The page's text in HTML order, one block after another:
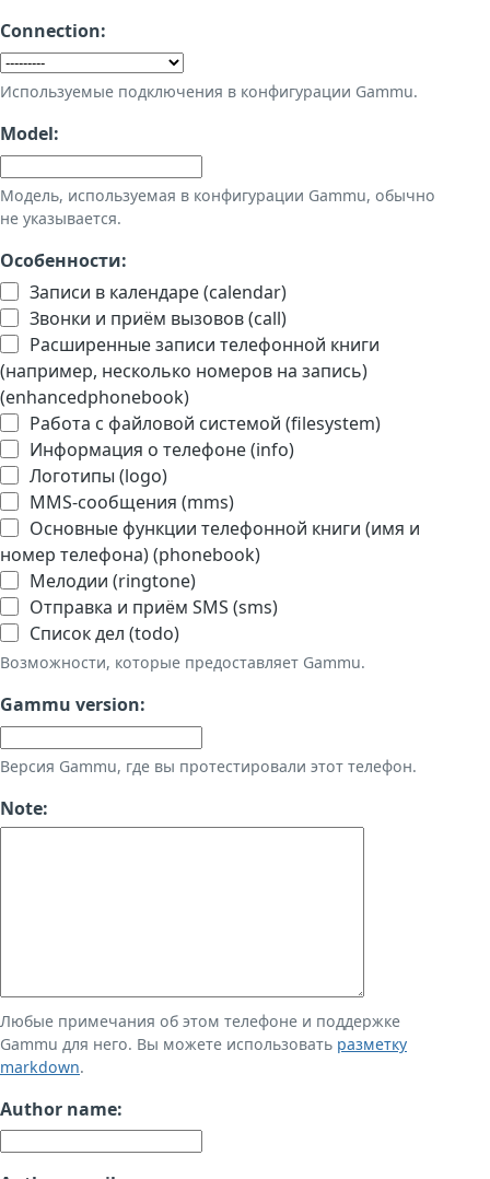
Connection:
Используемые подключения в конфигурации Gammu.
Model:
Модель, используемая в конфигурации Gammu, обычно
не указывается.
Особенности:
Записи в календаре (calendar)
Звонки и приём вызовов (call)
Расширенные записи телефонной книги
(например, несколько номеров на запись)
(enhancedphonebook)
Работа с файловой системой (filesystem)
Информация о телефоне (info)
Логотипы (logo)
MMS-сообщения (mms)
Основные функции телефонной книги (имя и
номер телефона) (phonebook)
Мелодии (ringtone)
Отправка и приём SMS (sms)
Список дел (todo)
Возможности, которые предоставляет Gammu.
Gammu version:
Версия Gammu, где вы протестировали этот телефон.
Note:
Любые примечания об этом телефоне и поддержке
Gammu для него. Вы можете использовать разметку
markdown.
Author name: